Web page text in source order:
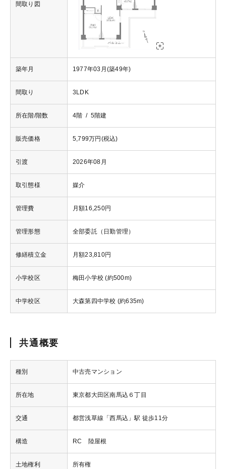
間取り図
築年月 1977年03月(築49年)
間取り 3LDK
所在階/階数 4階 / 5階建
販売価格 5,799万円(税込)
引渡 2026年08月
取引態様 媒介
管理費 月額16,250円
管理形態 全部委託（日勤管理）
修繕積立金 月額23,810円
小学校区 梅田小学校 (約500m)
中学校区 大森第四中学校 (約635m)
共通概要
種別 中古売マンション
所在地 東京都大田区南馬込６丁目
交通 都営浅草線「西馬込」駅 徒歩11分
構造 RC 陸屋根
土地権利 所有権